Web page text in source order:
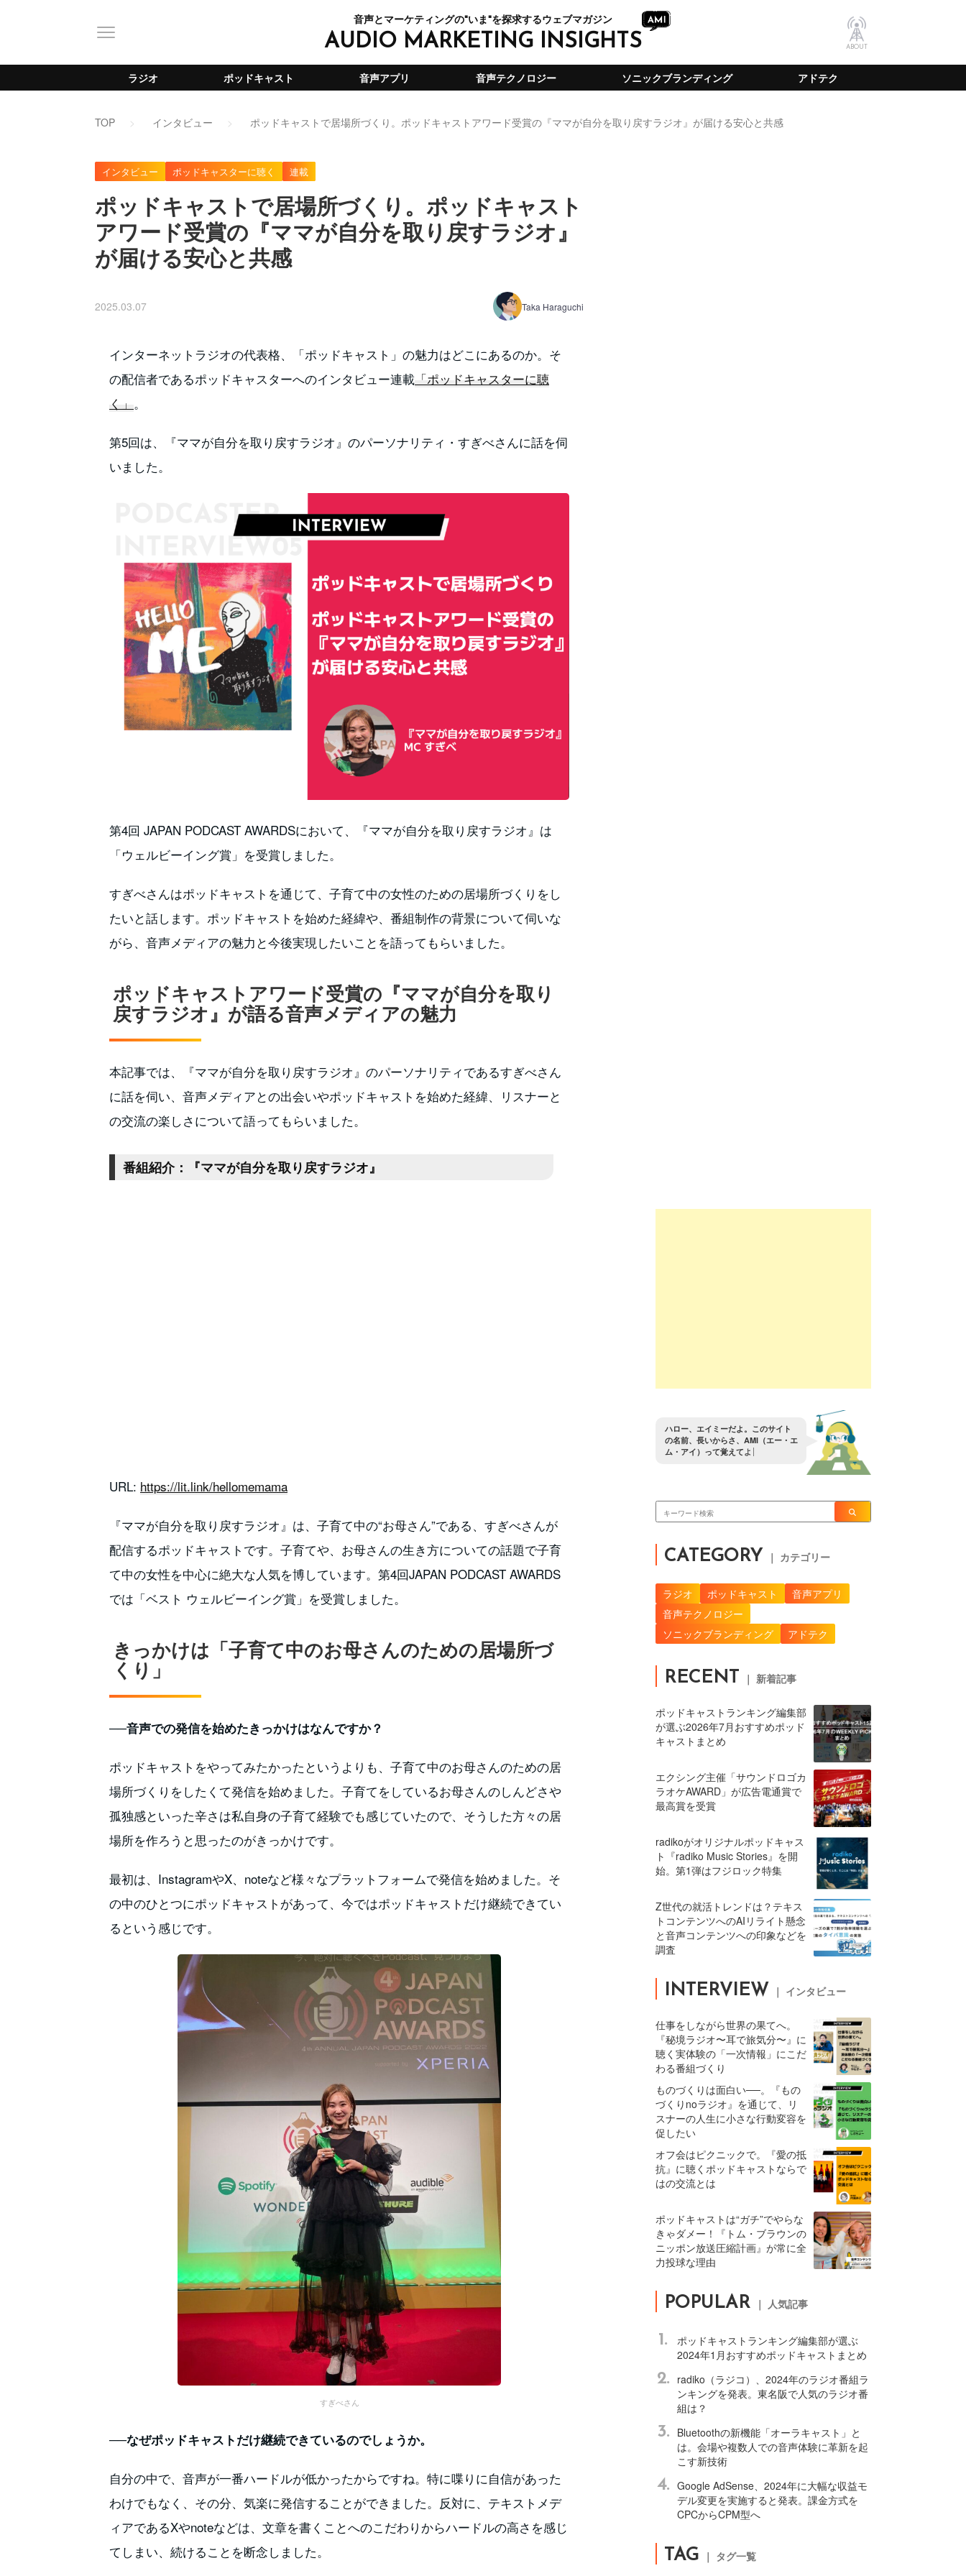
音声とマーケティングの"いま"を探求するウェブマガジン
AUDIO MARKETING INSIGHTS ABOUT
ラジオ ポッドキャスト 音声アプリ 音声テクノロジー ソニックブランディング アドテク
TOP インタビュー ポッドキャストで居場所づくり。ポッドキャストアワード受賞の『ママが自分を取り戻すラジオ』が届ける安心と共感
インタビュー ポッドキャスターに聴く 連載
ポッドキャストで居場所づくり。ポッドキャスト
アワード受賞の『ママが自分を取り戻すラジオ』
が届ける安心と共感
2025.03.07 Taka Haraguchi
インターネットラジオの代表格、「ポッドキャスト」の魅力はどこにあるのか。そ
の配信者であるポッドキャスターへのインタビュー連載 「ポッドキャスターに聴
く」 。
第5回は、『ママが自分を取り戻すラジオ』のパーソナリティ・すぎべさんに話を伺
いました。
第4回 JAPAN PODCAST AWARDSにおいて、『ママが自分を取り戻すラジオ』は
「ウェルビーイング賞」を受賞しました。
すぎべさんはポッドキャストを通じて、子育て中の女性のための居場所づくりをし
たいと話します。ポッドキャストを始めた経緯や、番組制作の背景について伺いな
がら、音声メディアの魅力と今後実現したいことを語ってもらいました。
ポッドキャストアワード受賞の『ママが自分を取り
戻すラジオ』が語る音声メディアの魅力
本記事では、『ママが自分を取り戻すラジオ』のパーソナリティであるすぎべさん
に話を伺い、音声メディアとの出会いやポッドキャストを始めた経緯、リスナーと
の交流の楽しさについて語ってもらいました。
番組紹介：『ママが自分を取り戻すラジオ』
URL: https://lit.link/hellomemama
『ママが自分を取り戻すラジオ』は、子育て中の“お母さん”である、すぎべさんが
配信するポッドキャストです。子育てや、お母さんの生き方についての話題で子育
て中の女性を中心に絶大な人気を博しています。第4回JAPAN PODCAST AWARDS
では「ベスト ウェルビーイング賞」を受賞しました。
きっかけは「子育て中のお母さんのための居場所づ
くり」
──音声での発信を始めたきっかけはなんですか？
ポッドキャストをやってみたかったというよりも、子育て中のお母さんのための居
場所づくりをしたくて発信を始めました。子育てをしているお母さんのしんどさや
孤独感といった辛さは私自身の子育て経験でも感じていたので、そうした方々の居
場所を作ろうと思ったのがきっかけです。
最初は、InstagramやX、noteなど様々なプラットフォームで発信を始めました。そ
の中のひとつにポッドキャストがあって、今ではポッドキャストだけ継続できてい
るという感じです。
すぎべさん
──なぜポッドキャストだけ継続できているのでしょうか。
自分の中で、音声が一番ハードルが低かったからですね。特に喋りに自信があった
わけでもなく、その分、気楽に発信することができました。反対に、テキストメデ
ィアであるXやnoteなどは、文章を書くことへのこだわりからハードルの高さを感じ
てしまい、続けることを断念しました。
ハロー、 エイ ミ ーだよ 。 このサイ ト
の名前、 長いからさ 、 AMI（エー・ エ
ム・ アイ） って覚え てよ
CATEGORY ｜ カテゴリー
ラジオ ポッドキャスト
音声アプリ
音声テクノロジー
ソニックブランディング
アドテク
RECENT ｜ 新着記事
ポッドキャストランキング編集部
が選ぶ2026年7月おすすめポッド
キャストまとめ
エクシング主催「サウンドロゴカ
ラオケAWARD」が広告電通賞で
最高賞を受賞
radikoがオリジナルポッドキャス
ト『radiko Music Stories』を開
始。第1弾はフジロック特集
Z世代の就活トレンドは？テキス
トコンテンツへのAIリライト懸念
と音声コンテンツへの印象などを
調査
INTERVIEW ｜ インタビュー
仕事をしながら世界の果てへ。
『秘境ラジオ〜耳で旅気分〜』に
聴く実体験の「一次情報」にこだ
わる番組づくり
ものづくりは面白い──。『もの
づくりnoラジオ』を通じて、リ
スナーの人生に小さな行動変容を
促したい
オフ会はピクニックで。『愛の抵
抗』に聴くポッドキャストならで
はの交流とは
ポッドキャストは“ガチ”でやらな
きゃダメー！『トム・ブラウンの
ニッポン放送圧縮計画』が常に全
力投球な理由
POPULAR ｜ 人気記事
1.
ポッドキャストランキング編集部が選ぶ
2024年1月おすすめポッドキャストまとめ
2.
radiko（ラジコ）、2024年のラジオ番組ラ
ンキングを発表。東名阪で人気のラジオ番
組は？
3.
Bluetoothの新機能「オーラキャスト」と
は。会場や複数人での音声体験に革新を起
こす新技術
4. Google AdSense、2024年に大幅な収益モ
デル変更を実施すると発表。課金方式を
CPCからCPM型へ
TAG ｜ タグ一覧